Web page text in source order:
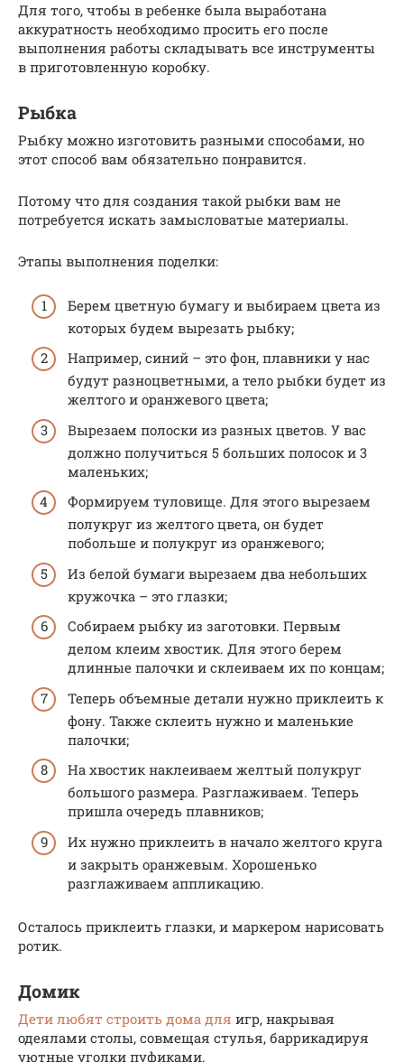
Для того, чтобы в ребенке была выработана
аккуратность необходимо просить его после
выполнения работы складывать все инструменты
в приготовленную коробку.
Рыбка
Рыбку можно изготовить разными способами, но
этот способ вам обязательно понравится.
Потому что для создания такой рыбки вам не
потребуется искать замысловатые материалы.
Этапы выполнения поделки:
Берем цветную бумагу и выбираем цвета из
которых будем вырезать рыбку;
Например, синий – это фон, плавники у нас
будут разноцветными, а тело рыбки будет из
желтого и оранжевого цвета;
Вырезаем полоски из разных цветов. У вас
должно получиться 5 больших полосок и 3
маленьких;
Формируем туловище. Для этого вырезаем
полукруг из желтого цвета, он будет
побольше и полукруг из оранжевого;
Из белой бумаги вырезаем два небольших
кружочка – это глазки;
Собираем рыбку из заготовки. Первым
делом клеим хвостик. Для этого берем
длинные палочки и склеиваем их по концам;
Теперь объемные детали нужно приклеить к
фону. Также склеить нужно и маленькие
палочки;
На хвостик наклеиваем желтый полукруг
большого размера. Разглаживаем. Теперь
пришла очередь плавников;
Их нужно приклеить в начало желтого круга
и закрыть оранжевым. Хорошенько
разглаживаем аппликацию.
Осталось приклеить глазки, и маркером нарисовать
ротик.
Домик
Дети любят строить дома для игр, накрывая
одеялами столы, совмещая стулья, баррикадируя
уютные уголки пуфиками.